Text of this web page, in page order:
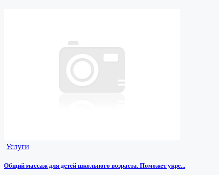
Услуги
Общий массаж для детей школьного возраста. Поможет укре...